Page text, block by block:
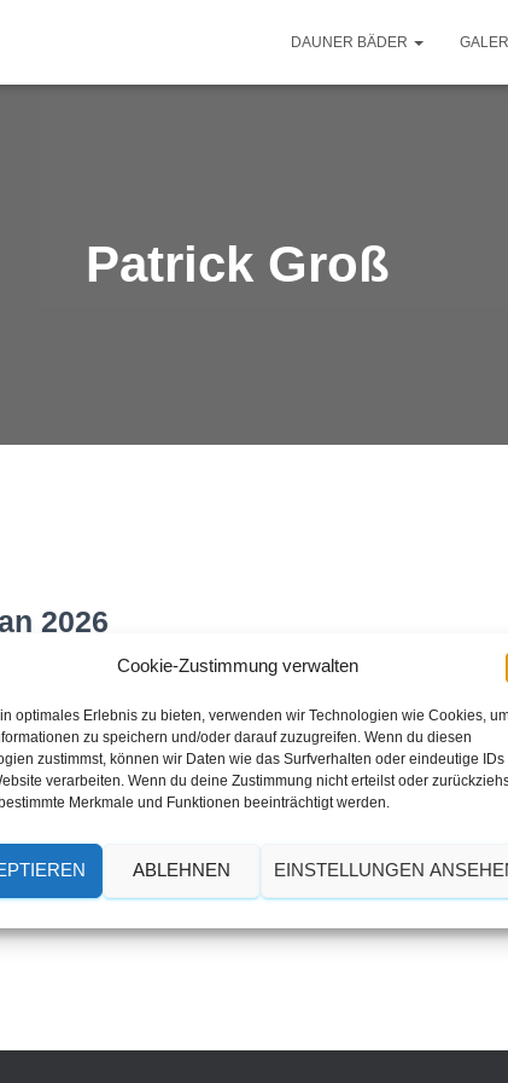
Cookie-Zustimmung verwalten
optimales Erlebnis zu bieten, verwenden wir Technologien wie Cookies,
zu speichern und/oder darauf zuzugreifen. Wenn du diesen
zustimmst, können wir Daten wie das Surfverhalten oder eindeutige IDs
verarbeiten. Wenn du deine Zustimmung nicht erteilst oder
Merkmale und Funktionen beeinträchtigt werden.
ABLEHNEN EINSTELLUNGEN
DAUNER BÄDER
Patrick Groß
2026
findet leider kein Neujahrsschwimmen am Gemündener Maar